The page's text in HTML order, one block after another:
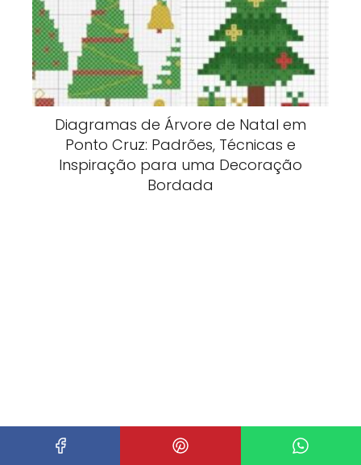
Diagramas de Árvore de Natal em
Ponto Cruz: Padrões, Técnicas e
Inspiração para uma Decoração
Bordada